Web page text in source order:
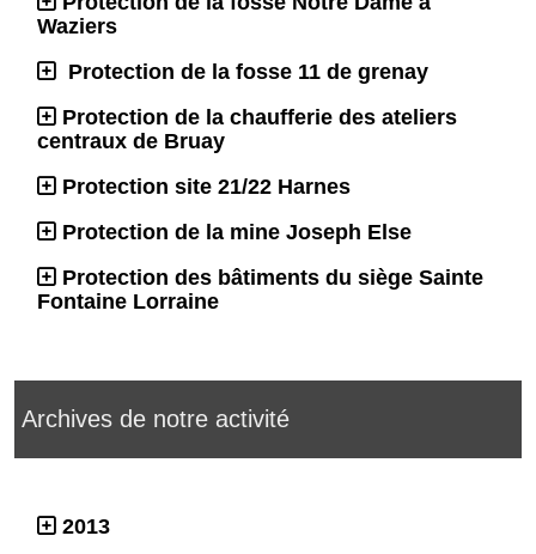
Waziers
Protection de la fosse 11 de grenay
Protection de la chaufferie des ateliers
centraux de Bruay
Protection site 21/22 Harnes
Protection de la mine Joseph Else
Protection des bâtiments du siège Sainte
Fontaine Lorraine
Archives de notre activité
2013